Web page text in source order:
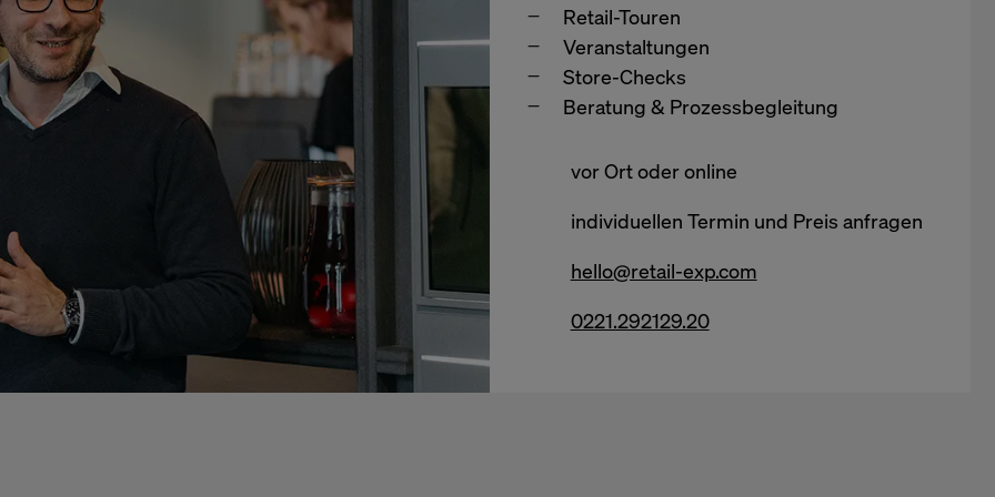
Retail-Touren
Veranstaltungen
Store-Checks
Beratung & Prozessbegleitung
vor Ort oder online
individuellen Termin und Preis anfragen
hello@retail-exp.com
0221.292129.20